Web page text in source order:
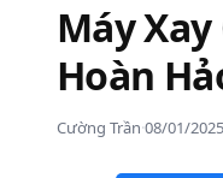
Máy
Hoàn
Cường Trần·08/01/2025